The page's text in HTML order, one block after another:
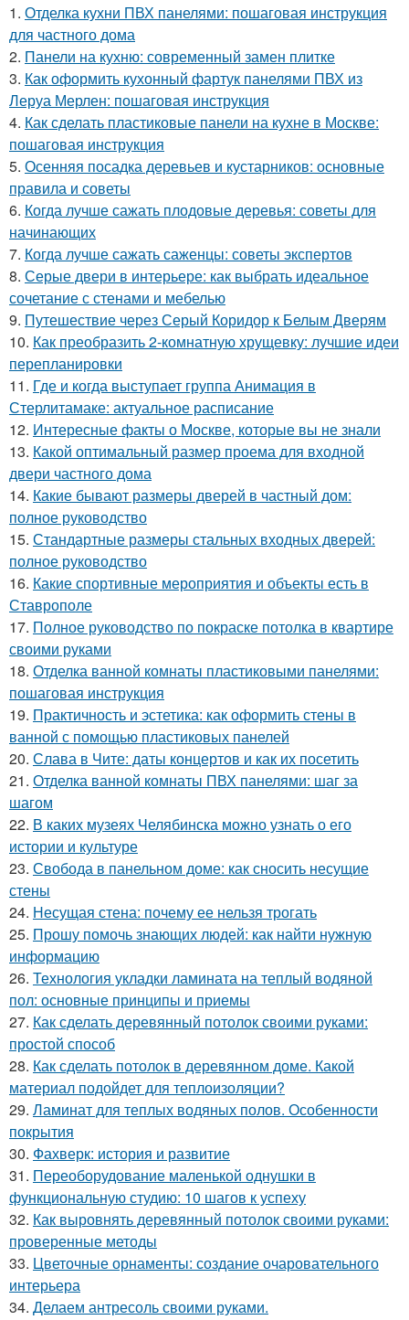
1. Отделка кухни ПВХ панелями: пошаговая инструкция
для частного дома
2. Панели на кухню: современный замен плитке
3. Как оформить кухонный фартук панелями ПВХ из
Леруа Мерлен: пошаговая инструкция
4. Как сделать пластиковые панели на кухне в Москве:
пошаговая инструкция
5. Осенняя посадка деревьев и кустарников: основные
правила и советы
6. Когда лучше сажать плодовые деревья: советы для
начинающих
7. Когда лучше сажать саженцы: советы экспертов
8. Серые двери в интерьере: как выбрать идеальное
сочетание с стенами и мебелью
9. Путешествие через Серый Коридор к Белым Дверям
10. Как преобразить 2-комнатную хрущевку: лучшие идеи
перепланировки
11. Где и когда выступает группа Анимация в
Стерлитамаке: актуальное расписание
12. Интересные факты о Москве, которые вы не знали
13. Какой оптимальный размер проема для входной
двери частного дома
14. Какие бывают размеры дверей в частный дом:
полное руководство
15. Стандартные размеры стальных входных дверей:
полное руководство
16. Какие спортивные мероприятия и объекты есть в
Ставрополе
17. Полное руководство по покраске потолка в квартире
своими руками
18. Отделка ванной комнаты пластиковыми панелями:
пошаговая инструкция
19. Практичность и эстетика: как оформить стены в
ванной с помощью пластиковых панелей
20. Слава в Чите: даты концертов и как их посетить
21. Отделка ванной комнаты ПВХ панелями: шаг за
шагом
22. В каких музеях Челябинска можно узнать о его
истории и культуре
23. Свобода в панельном доме: как сносить несущие
стены
24. Несущая стена: почему ее нельзя трогать
25. Прошу помочь знающих людей: как найти нужную
информацию
26. Технология укладки ламината на теплый водяной
пол: основные принципы и приемы
27. Как сделать деревянный потолок своими руками:
простой способ
28. Как сделать потолок в деревянном доме. Какой
материал подойдет для теплоизоляции?
29. Ламинат для теплых водяных полов. Особенности
покрытия
30. Фахверк: история и развитие
31. Переоборудование маленькой однушки в
функциональную студию: 10 шагов к успеху
32. Как выровнять деревянный потолок своими руками:
проверенные методы
33. Цветочные орнаменты: создание очаровательного
интерьера
34. Делаем антресоль своими руками.